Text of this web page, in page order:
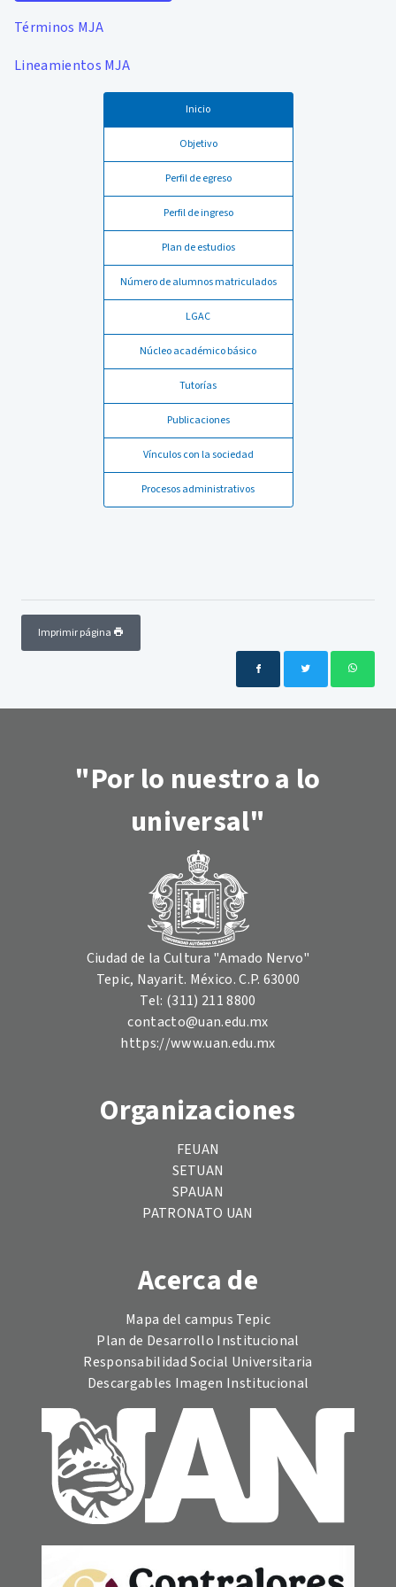
Términos MJA
Lineamientos MJA
Inicio
Objetivo
Perfil de egreso
Perfil de ingreso
Plan de estudios
Número de alumnos matriculados
LGAC
Núcleo académico básico
Tutorías
Publicaciones
Vínculos con la sociedad
Procesos administrativos
Imprimir página
"Por lo nuestro a lo
universal"
Ciudad de la Cultura "Amado Nervo"
Tepic, Nayarit. México. C.P. 63000
Tel: (311) 211 8800
contacto@uan.edu.mx
https://www.uan.edu.mx
Organizaciones
FEUAN
SETUAN
SPAUAN
PATRONATO UAN
Acerca de
Mapa del campus Tepic
Plan de Desarrollo Institucional
Responsabilidad Social Universitaria
Descargables Imagen Institucional